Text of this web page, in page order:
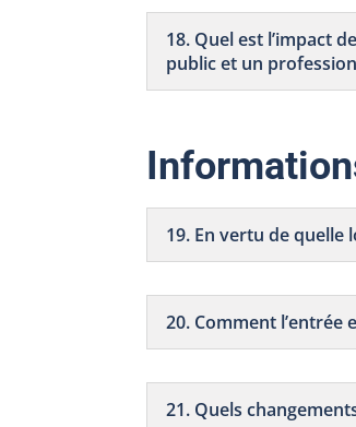
18. Quel est l’impact
public et un
19. En vertu de quelle
20. Comment l’entrée
21. Quels